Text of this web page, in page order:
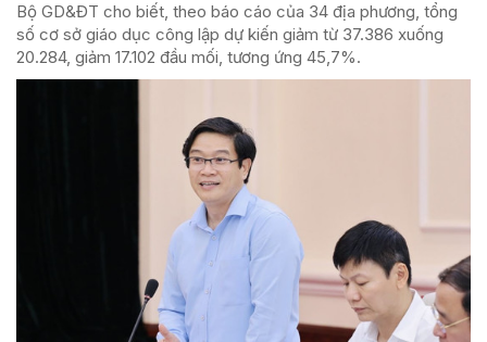
Bộ GD&ĐT cho biết, theo báo cáo của 34 địa phương, tổng
số cơ sở giáo dục công lập dự kiến giảm từ 37.386 xuống
20.284, giảm 17.102 đầu mối, tương ứng 45,7%.